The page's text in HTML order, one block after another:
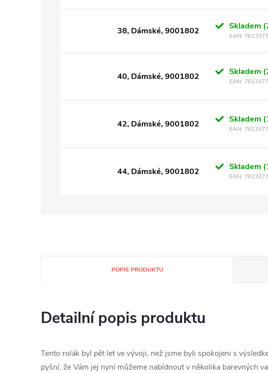
38, Dámské, 9001802 Skladem
EAN:
40, Dámské, 9001802 Skladem
EAN:
42, Dámské, 9001802 Skladem
EAN:
44, Dámské, 9001802 Skladem
EAN:
POPIS PRODUKTU
Detailní popis produktu
Tento rolák byl pět let ve vývoji, než jsme byli spokojeni s
pyšní, že Vám jej nyní můžeme nabídnout v několika barevných